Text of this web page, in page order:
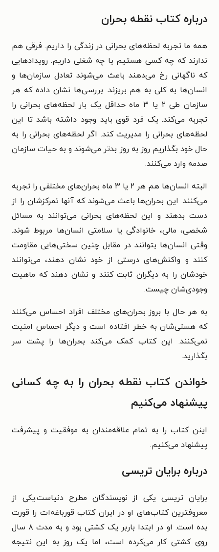
درباره کتاب نقطه بحران
همه ما تجربه لحظه‌های بحرانی در زندگی را داریم. فرقی هم
ندارند که چه کسی هستیم یا چه شغلی داریم. رویدادهایی
که ناگهانی رخ می‌دهند باعث می‌شوند تعادل سازمان‌ها و
انسان‌ها به کلی به هم بریزند. بررسی‌ها نشان داده که هر
سازمان طی ۲ یا ۳ ماه حداقل یک بار لحظه‌های بحرانی را
تجربه می‌کند. یک فرد قوی باید وجود داشته باشد تا این
لحظه‌های بحرانی را مدیریت کند. اگر لحظه‌های بحرانی را به
حال خود بگذاریم روز به روز بدتر می‌شوند و به حیات سازمان
صدمه وارد می‌کنند.
البته انسان‌ها هم هر ۲ یا ۳ ماه بحران‌های مختلفی را تجربه
می‌کنند. این بحران‌ها باعث می‌شوند که آنها تمرکزشان را از
دست بدهند و این لحظه‌های بحرانی می‌توانند به مسائل
شخصی، مالی، خانوادگی یا سلامتی انسان‌ها مربوط شوند.
وقتی انسان‌ها بتوانند در مقابل چنین سختی‌هایی مقاومت
کنند و واکنش‌های درستی از خود نشان دهند، می‌توانند
خودشان را به دیگران ثابت کنند و نشان دهند که ماهیت
وجودی‌شان چیست.
به هر حال با بروز بحران‌های مختلف افراد احساس می‌کنند
که هستی‌شان به خطر افتاده است و دیگر احساس امنیت
نمی‌کنند. این کتاب کمک می‌کند بحران‌ها را پشت سر
بگذارید.
خواندن کتاب نقطه بحران را به چه کسانی
پیشنهاد می‌کنیم
اینن کتاب را به تمام علاقه‌مندان به موفقیت و پیشرفت
پیشنهاد می‌کنیم.
درباره برایان تریسی
برایان تریسی یکی از نویسندگان مطرح دنیاست.یکی از
معروفترین کتاب‌های او در ایران کتاب قورباغه‌ات را قورت
بده است. او در ابتدا باربر یک کشتی بود و به مدت ۸ سال
روی کشتی کار می‌کرده است، اما یک روز به این نتیجه